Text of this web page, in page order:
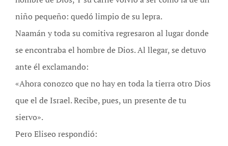
niño pequeño: quedó limpio de su lepra.
Naamán y toda su comitiva regresaron al lugar donde
se encontraba el hombre de Dios. Al llegar, se detuvo
ante él exclamando:
«Ahora conozco que no hay en toda la tierra otro Dios
que el de Israel. Recibe, pues, un presente de tu
siervo».
Pero Eliseo respondió: